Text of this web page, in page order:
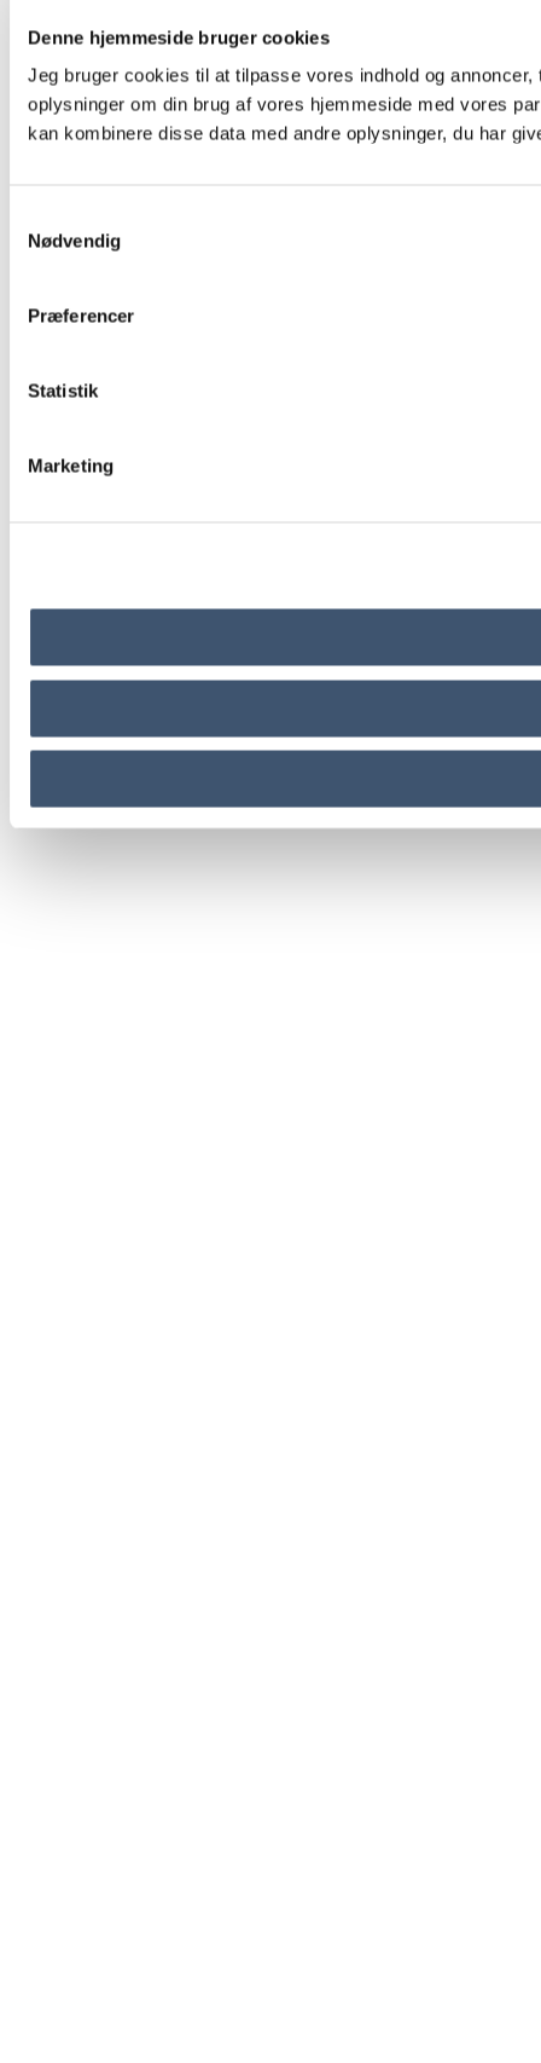
Denne hjemmeside bruger cookies
Jeg bruger cookies til at tilpasse vores indhold og
oplysninger om din brug af vores hjemmeside med vores
kan kombinere disse data med andre oplysninger, du har
Nødvendig
Præferencer
Statistik
Marketing